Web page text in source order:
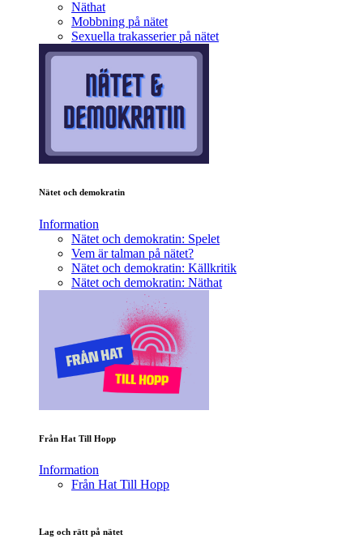
Näthat
Mobbning på nätet
Sexuella trakasserier på nätet
Nätet och demokratin
Information
Nätet och demokratin: Spelet
Vem är talman på nätet?
Nätet och demokratin: Källkritik
Nätet och demokratin: Näthat
Från Hat Till Hopp
Information
Från Hat Till Hopp
Lag och rätt på nätet